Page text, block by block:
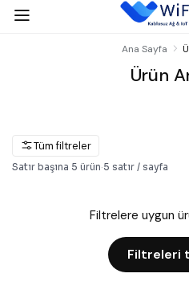
Ana Sayfa
Ürün
Tüm filtreler
Satır başına 5 ürün·5 satır / sayfa
Filtrelere uygun
Filtreleri